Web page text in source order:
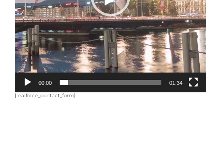
00:00 01:34
[realforce_contact_form]